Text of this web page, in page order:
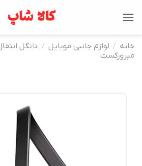
خانه / لوازم جانبی موبایل / دانگل
میرورکست